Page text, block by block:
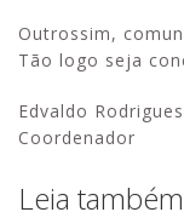
Outrossim,
Tão logo seja
Edvaldo
Coordenador
Leia também